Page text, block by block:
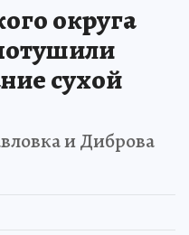
округа
сухой
и Диброва